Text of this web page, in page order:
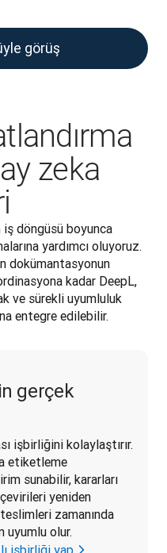
görüş
zeka
iş döngüsü boyunca
yardımcı oluyoruz.
dokümantasyonun
kadar DeepL,
ve sürekli uyumluluk
entegre edilebilir.
gerçek
işbirliğini kolaylaştırır.
etiketleme
sunabilir, kararları
yeniden
zamanında
uyumlu olur.
işbirliği yap